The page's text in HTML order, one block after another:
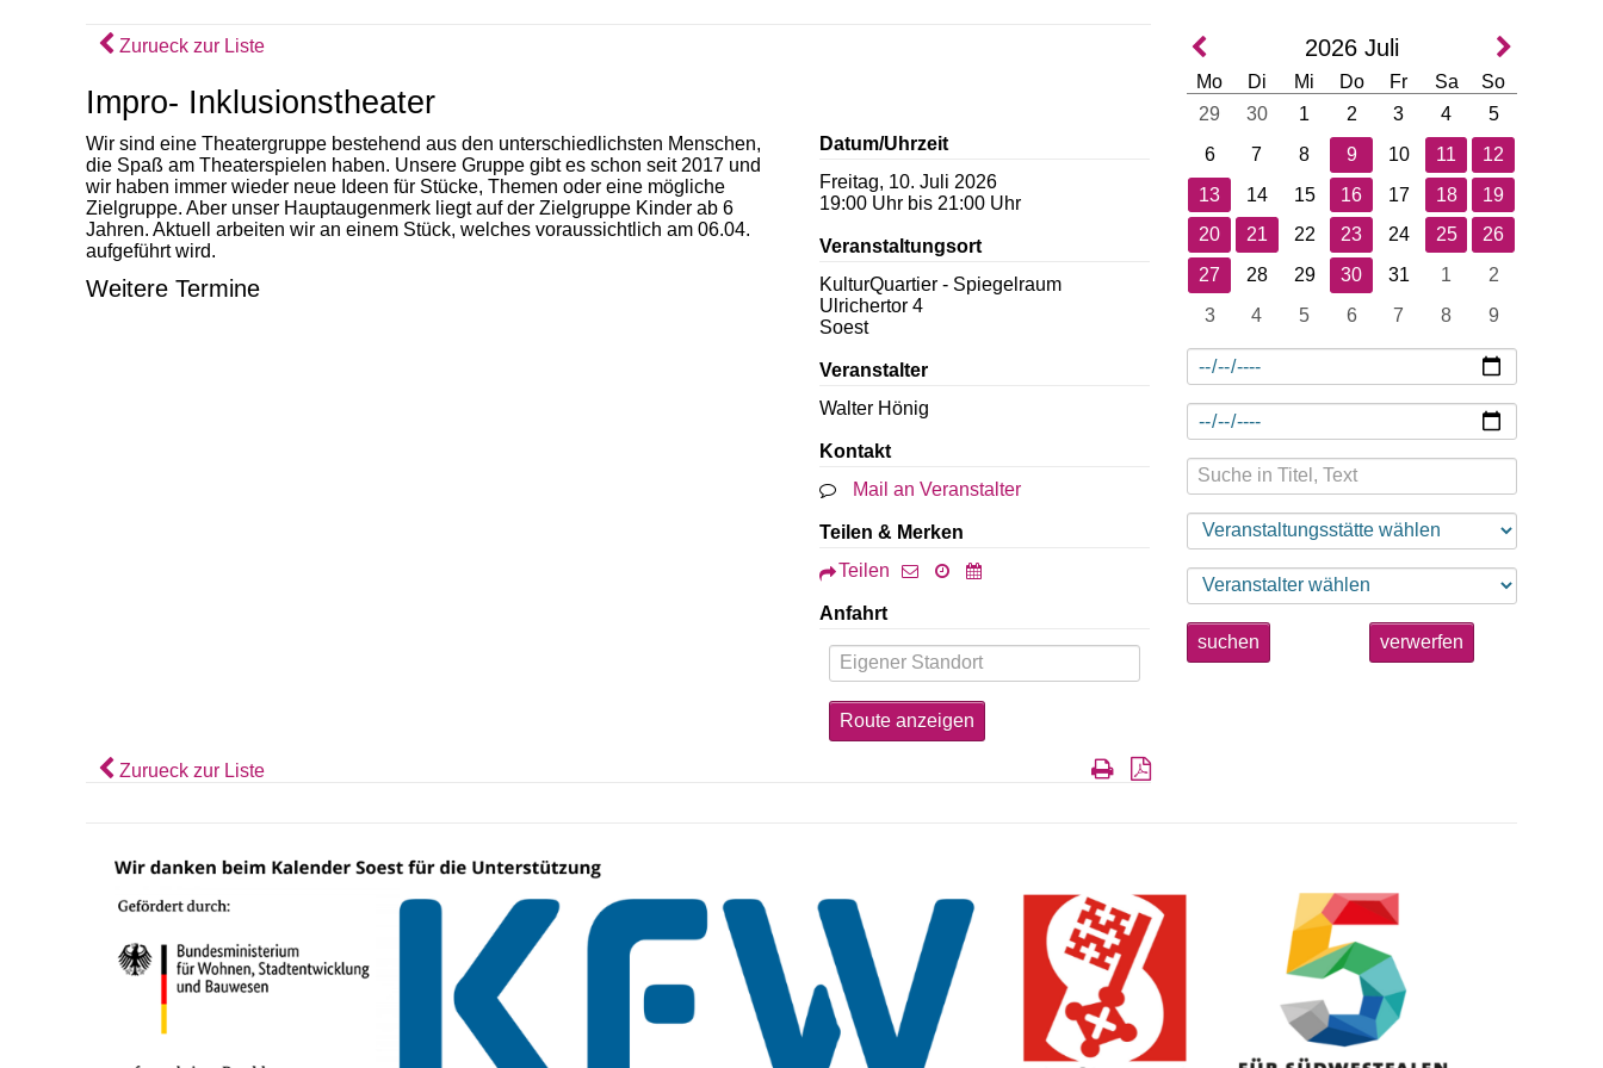
Zurueck zur Liste
Impro- Inklusionstheater
Wir sind eine Theatergruppe bestehend aus den unterschiedlichsten Menschen,
die Spaß am Theaterspielen haben. Unsere Gruppe gibt es schon seit 2017 und
wir haben immer wieder neue Ideen für Stücke, Themen oder eine mögliche
Zielgruppe. Aber unser Hauptaugenmerk liegt auf der Zielgruppe Kinder ab 6
Jahren. Aktuell arbeiten wir an einem Stück, welches voraussichtlich am 06.04.
aufgeführt wird.
Weitere Termine
Datum/Uhrzeit
Freitag, 10. Juli 2026
19:00 Uhr bis 21:00 Uhr
Veranstaltungsort
KulturQuartier - Spiegelraum
Ulrichertor 4
Soest
Veranstalter
Walter Hönig
Kontakt
Mail an Veranstalter
Teilen & Merken
Teilen
Anfahrt
Zurueck zur Liste
2026 Juli
Mo Di Mi Do Fr Sa
So
29
30 1 2 3 4
5
6
7 8 9 10 11
12
13
14 15 16 17 18
19
20
21 22 23 24 25
26
27
28 29 30 31 1
2
3
4 5 6 7 8 9
suchen verwerfen